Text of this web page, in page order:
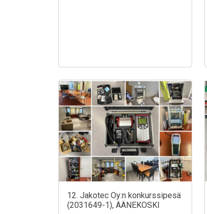
12. Jakotec Oy:n konkurssipesä
(2031649-1), ÄÄNEKOSKI